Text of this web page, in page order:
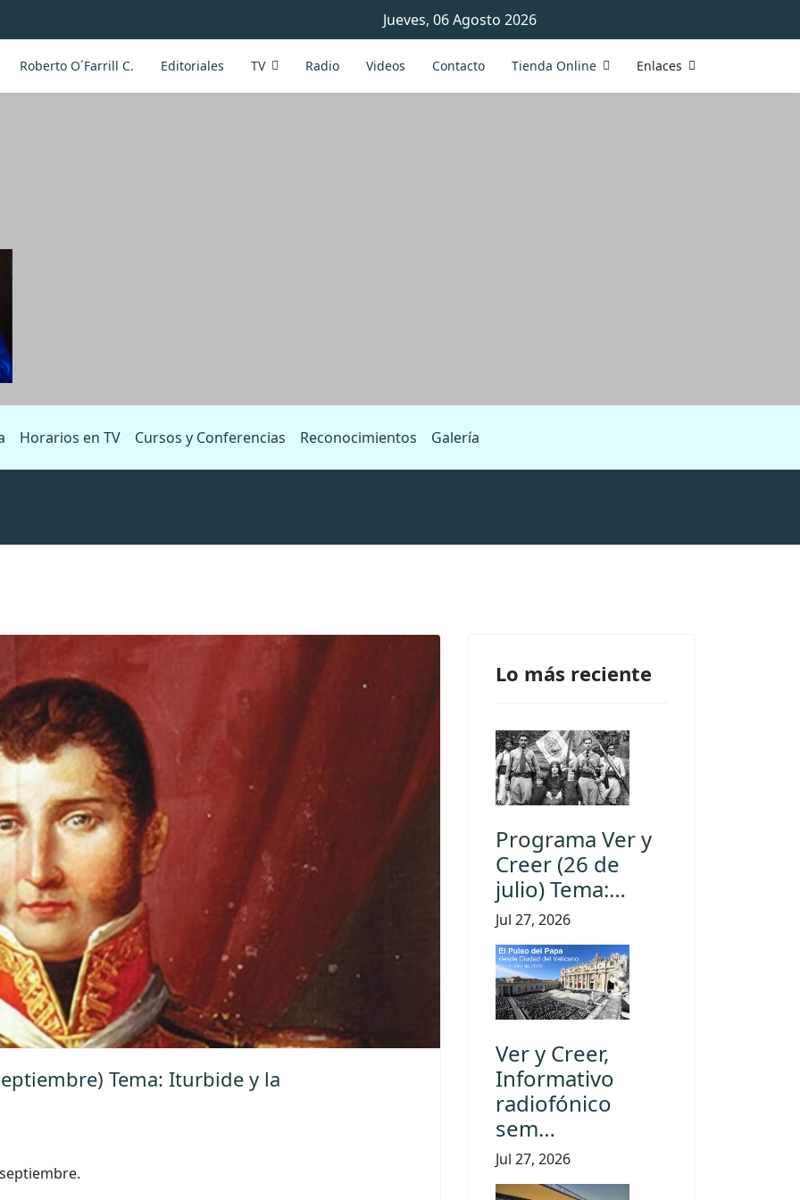
Jueves, 06 Agosto 2026
Roberto O´Farrill C. Editoriales TV Radio Videos Contacto Tienda Online Enlaces
Horarios en TV Cursos y Conferencias Reconocimientos Galería
Tema: Iturbide y la
Lo más reciente
Programa Ver y
Creer (26 de
julio) Tema:…
Jul 27, 2026
Ver y Creer,
Informativo
radiofónico
sem…
Jul 27, 2026